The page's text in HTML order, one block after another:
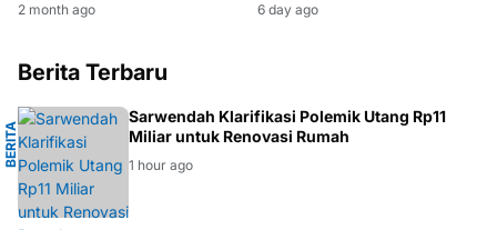
2 month ago 6 day ago
Berita Terbaru
B
E
R
I
T
A
H
I
B
U
R
AN
Sarwendah Klarifikasi Polemik Utang Rp11
Miliar untuk Renovasi Rumah
1 hour ago